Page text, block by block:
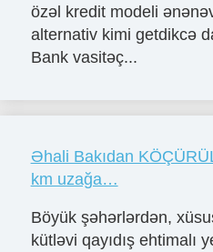
özəl kredit modeli
alternativ kimi getdikcə
Bank vasitəç...
Əhali Bakıdan
km uzağa…
Böyük şəhərlərdən,
kütləvi qayıdış ehtimalı